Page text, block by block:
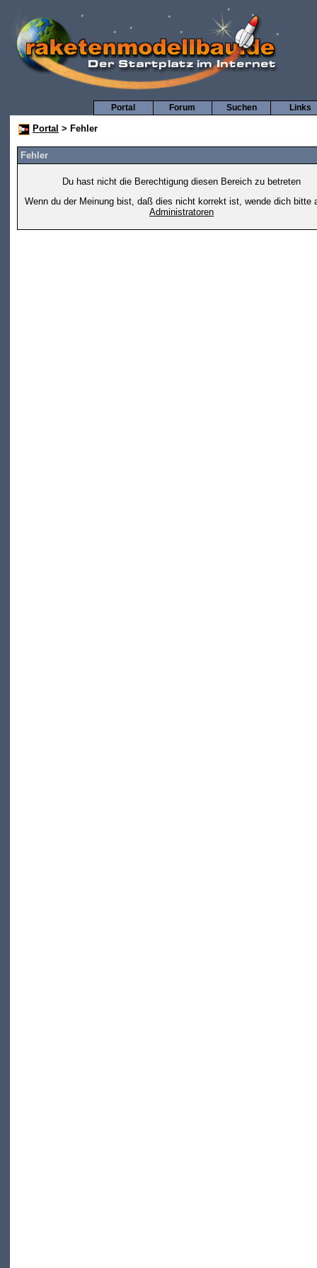
Links
Suchen
Forum
Portal
Portal > Fehler
Fehler
Du hast nicht die Berechtigung diesen Bereich zu betreten
Wenn du der Meinung bist, daß dies nicht korrekt ist, wende dich bitte
Administratoren